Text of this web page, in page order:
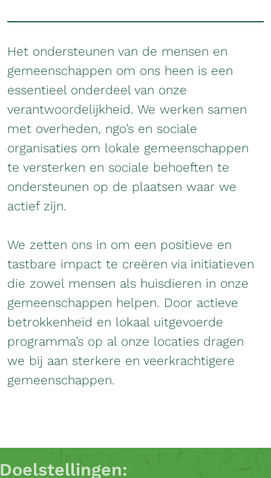
Het ondersteunen van de mensen en
gemeenschappen om ons heen is een
essentieel onderdeel van onze
verantwoordelijkheid. We werken samen
met overheden, ngo’s en sociale
organisaties om lokale gemeenschappen
te versterken en sociale behoeften te
ondersteunen op de plaatsen waar we
actief zijn.
We zetten ons in om een positieve en
tastbare impact te creëren via initiatieven
die zowel mensen als huisdieren in onze
gemeenschappen helpen. Door actieve
betrokkenheid en lokaal uitgevoerde
programma’s op al onze locaties dragen
we bij aan sterkere en veerkrachtigere
gemeenschappen.
Doelstellingen: